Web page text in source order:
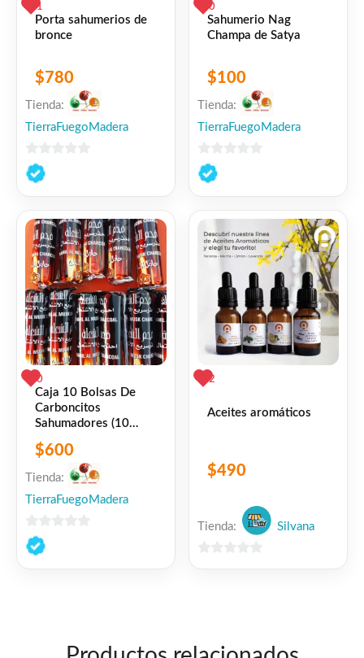
1
Porta sahumerios de
bronce
$780
Tienda:
TierraFuegoMadera
0
de
0
Sahumerio Nag
Champa de Satya
$100
Tienda:
TierraFuegoMadera
0
de
0
Caja 10 Bolsas De
Carboncitos
Sahumadores (10
Unidades C/u)
$600
Tienda:
TierraFuegoMadera
0
de
2
Aceites aromáticos
$490
Tienda: Silvana